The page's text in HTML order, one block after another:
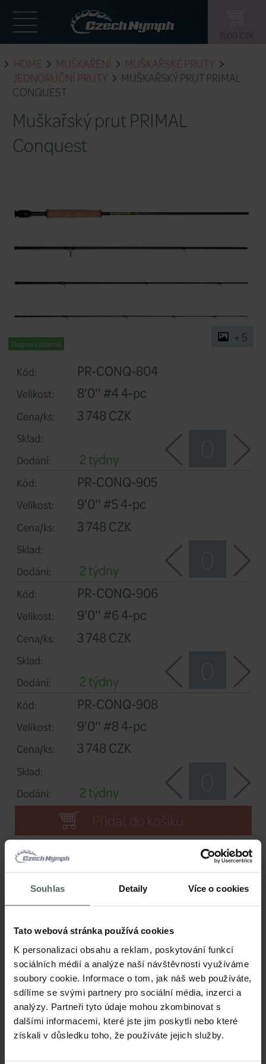
Souhlas Detaily Více o cookies
Tato webová stránka používá cookies
K personalizaci obsahu a reklam, poskytování funkcí
sociálních médií a analýze naší návštěvnosti využíváme
soubory cookie. Informace o tom, jak náš web používáte,
sdílíme se svými partnery pro sociální média, inzerci a
analýzy. Partneři tyto údaje mohou zkombinovat s
dalšími informacemi, které jste jim poskytli nebo které
získali v důsledku toho, že používáte jejich služby.
HOME
JEDNORUČNÍ PRUTY
MUŠKAŘSKÝ
CONQUEST
Conquest
Doprava zdarma
Kód: PR-CONQ-804
Velikost: 8'0'' #4 4-pc
Cena/ks: 3 748 CZK
Sklad:
Dodání:
Kód: PR-CONQ-905
Velikost: 9'0'' #5 4-pc
Cena/ks: 3 748 CZK
Sklad:
Dodání:
2 týdny
Kód: PR-CONQ-906
Velikost: 9'0'' #6 4-pc
Cena/ks:
Sklad:
Dodání:
2 týdny
Kód: PR-CONQ-908
Velikost: 9'0'' #8 4-pc